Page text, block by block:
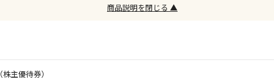
商品説明を閉じる ▲
主優待券）